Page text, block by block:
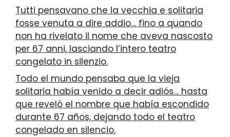
Tutti pensavano che la vecchia e solitaria
fosse venuta a dire addio… fino a quando
non ha rivelato il nome che aveva nascosto
per 67 anni, lasciando l’intero teatro
congelato in silenzio.
Todo el mundo pensaba que la vieja
solitaria había venido a decir adiós… hasta
que reveló el nombre que había escondido
durante 67 años, dejando todo el teatro
congelado en silencio.